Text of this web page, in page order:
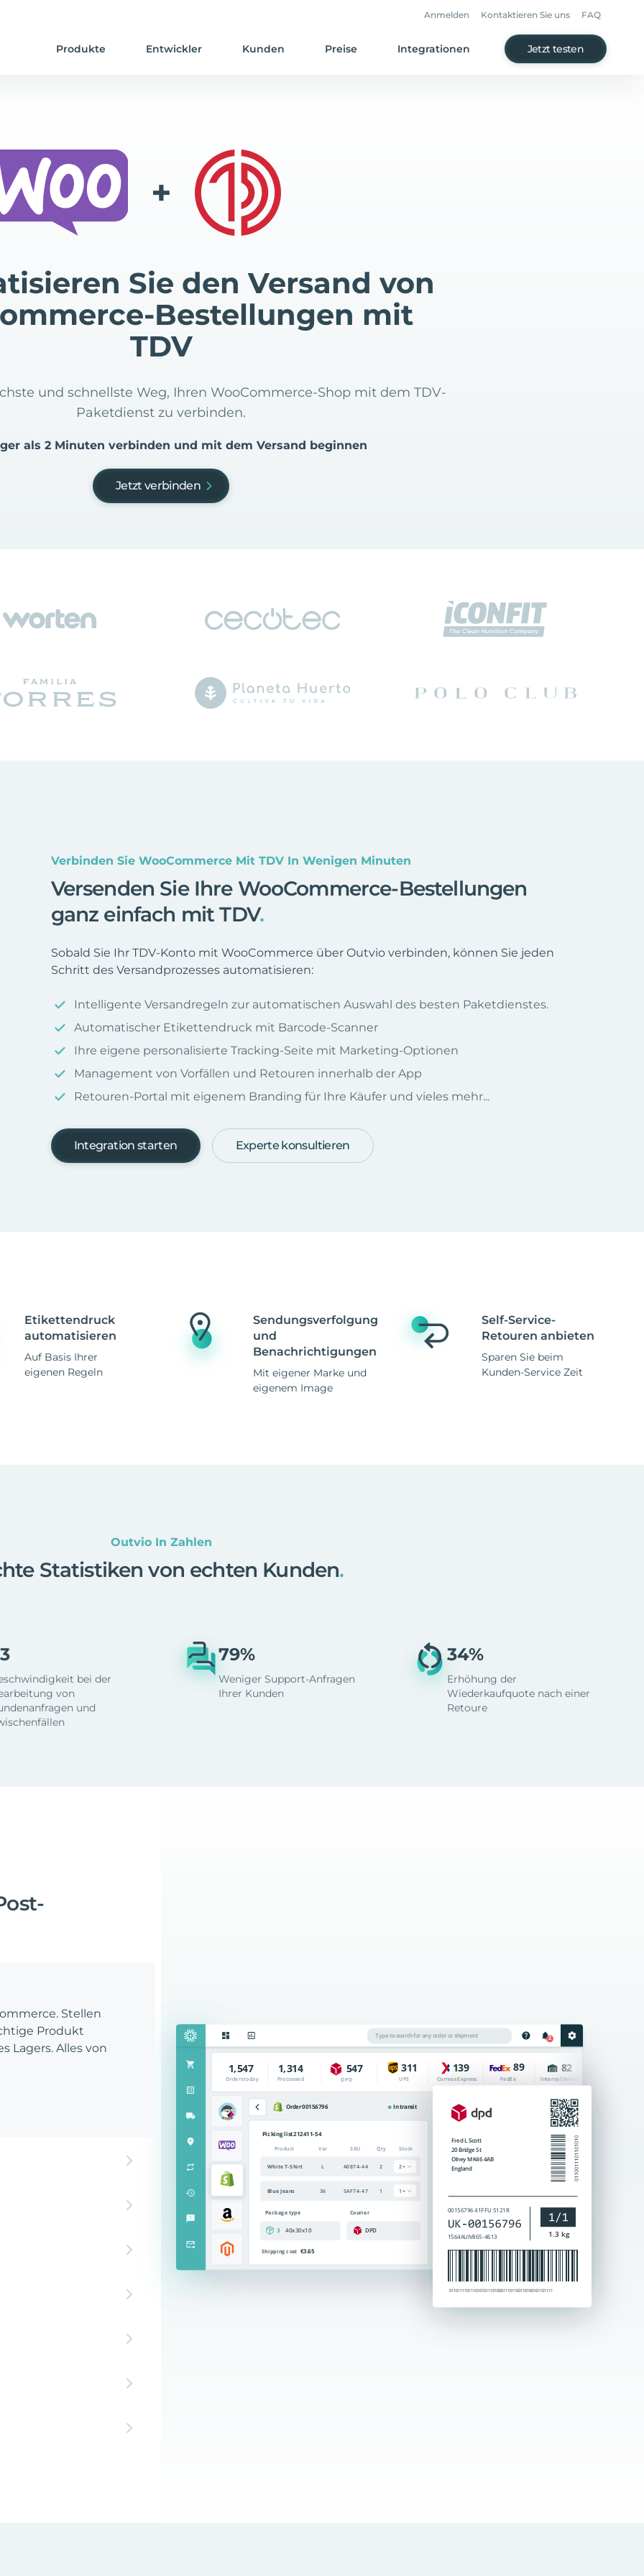
Anmelden Kontaktieren Sie uns FAQ
Produkte Entwickler Kunden Preise Integrationen Jetzt testen
+
Sie den Versand von
Bestellungen mit
TDV
und schnellste Weg, Ihren WooCommerce-Shop mit dem TDV-
Paketdienst zu verbinden.
als 2 Minuten verbinden und mit dem Versand beginnen
Jetzt verbinden
Verbinden Sie WooCommerce Mit TDV In Wenigen Minuten
Versenden Sie Ihre WooCommerce-Bestellungen
ganz einfach mit TDV.
Sobald Sie Ihr TDV-Konto mit WooCommerce über Outvio verbinden, können Sie jeden
Schritt des Versandprozesses automatisieren:
Intelligente Versandregeln zur automatischen Auswahl des besten Paketdienstes.
Automatischer Etikettendruck mit Barcode-Scanner
Ihre eigene personalisierte Tracking-Seite mit Marketing-Optionen
Management von Vorfällen und Retouren innerhalb der App
Retouren-Portal mit eigenem Branding für Ihre Käufer und vieles mehr...
Integration starten Experte konsultieren
Etikettendruck
automatisieren
Auf Basis Ihrer
eigenen Regeln
Sendungsverfolgung
und
Benachrichtigungen
Mit eigener Marke und
eigenem Image
Self-Service-
Retouren anbieten
Sparen Sie beim
Kunden-Service Zeit
Outvio In Zahlen
Statistiken von echten Kunden.
bei der
von
und
79%
Weniger Support-Anfragen
Ihrer Kunden
34%
Erhöhung der
Wiederkaufquote nach einer
Retoure
Stellen
Produkt
Lagers. Alles von